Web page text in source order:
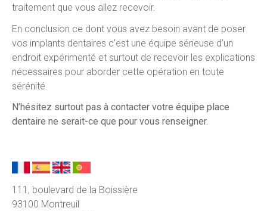
traitement que vous allez recevoir.
En conclusion ce dont vous avez besoin avant de poser
vos implants dentaires c’est une équipe sérieuse d’un
endroit expérimenté et surtout de recevoir les explications
nécessaires pour aborder cette opération en toute
sérénité.
N’hésitez surtout pas à contacter votre équipe place
dentaire ne serait-ce que pour vous renseigner.
111, boulevard de la Boissière
93100 Montreuil